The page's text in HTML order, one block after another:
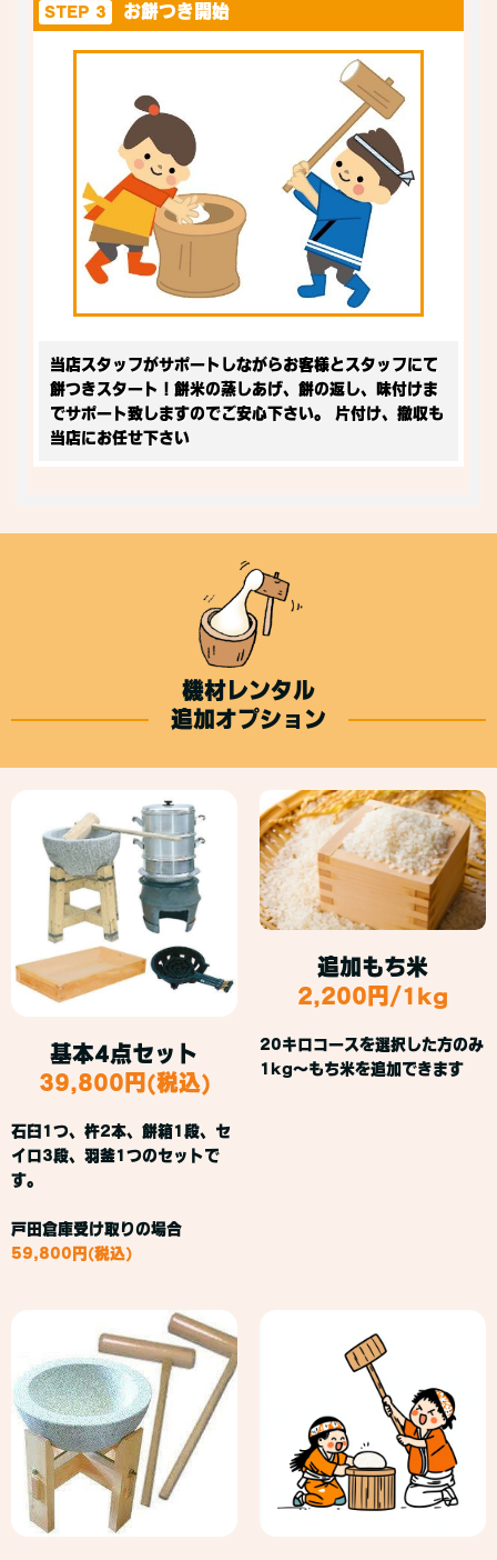
STEP 3 お餅つき開始
当店スタッフがサポートしながらお客様とスタッフにて
餅つきスタート！餅米の蒸しあげ、餅の返し、味付けま
でサポート致しますのでご安心下さい。 片付け、撤収も
当店にお任せ下さい
機材レンタル
追加オプション
基本4点セット
39,800円(税込)
石臼1つ、杵2本、餅箱1段、セ
イロ3段、羽釜1つのセットで
す。
戸田倉庫受け取りの場合
59,800円(税込)
追加もち米
2,200円/1kg
20キロコースを選択した方のみ
1kg～もち米を追加できます